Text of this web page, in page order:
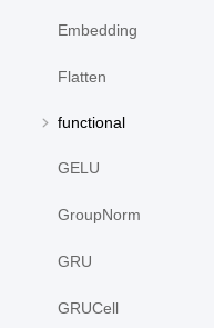
Embedding
Flatten
functional
GELU
GroupNorm
GRU
GRUCell